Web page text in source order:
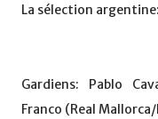
La sélection argentine:
Gardiens: Pablo
Franco (Real Mallorca/